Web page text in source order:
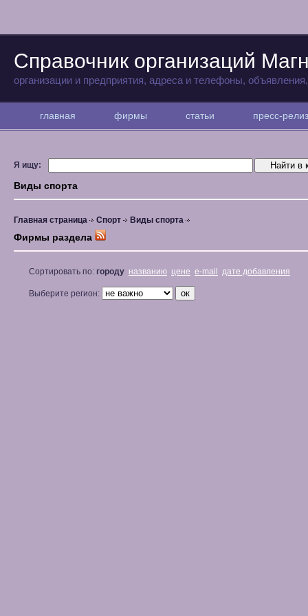
Справочник организаций
организации и предприятия, адреса и телефоны,
главная фирмы статьи пресс-
Я ищу:
Виды спорта
Главная страница Спорт Виды спорта
Фирмы раздела
Сортировать по: городу названию цене e-mail дате добавления
Выберите регион: